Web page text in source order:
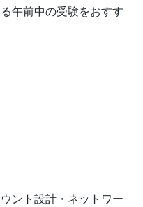
午前中の受験をおすす
ント設計・ネットワー